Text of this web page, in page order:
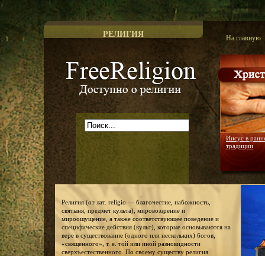
РЕЛИГИЯ На главную
Иисус в
традиции
Религия (от лат. religio — благочестие, набожность,
святыня, предмет культа), мировоззрение и
мироощущение, а также соответствующее поведение и
специфические действия (культ), которые основываются на
вере в существование (одного или нескольких) богов,
«священного», т. е. той или иной разновидности
сверхъестественного. По своему существу религия